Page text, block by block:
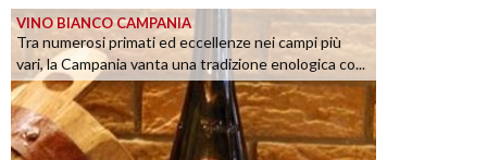
VINO BIANCO CAMPANIA
Tra numerosi primati ed eccellenze nei campi più
vari, la Campania vanta una tradizione enologica co...